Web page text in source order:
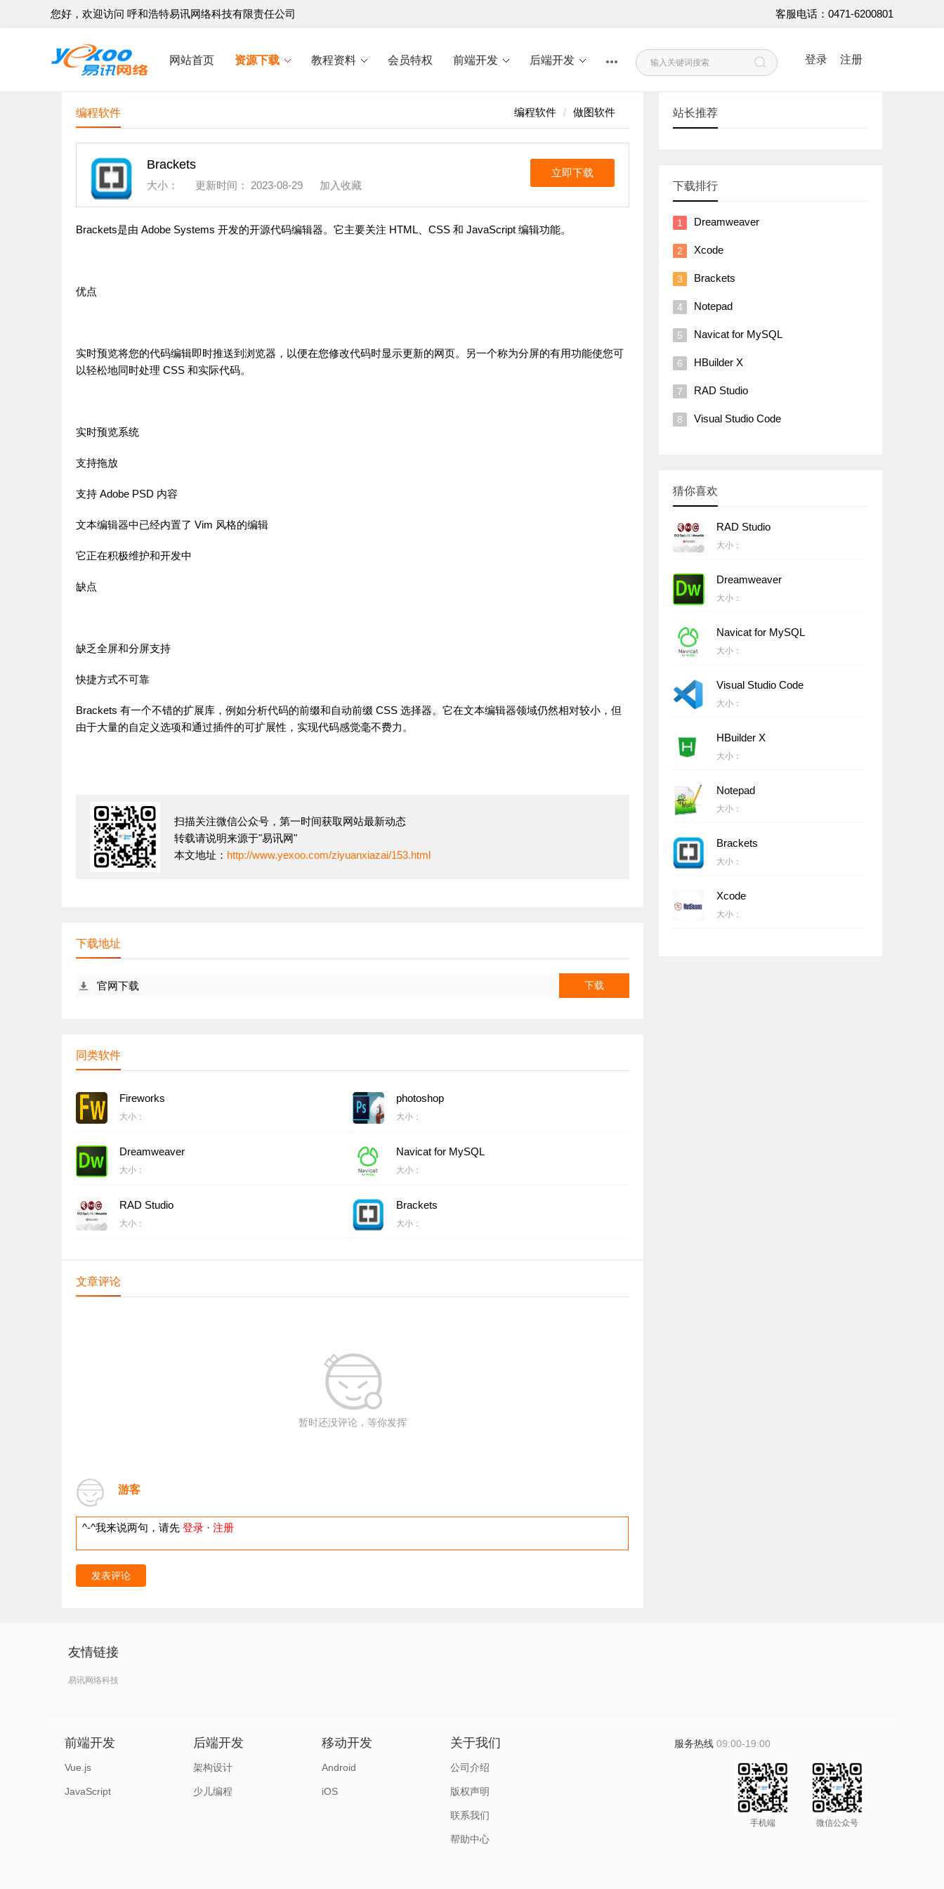
您好，欢迎访问 呼和浩特易讯网络科技有限责任公司 客服电话：0471-6200801
网站首页 资源下载 教程资料 会员特权 前端开发 后端开发 登录 注册
编程软件 做图软件
编程软件
Brackets
大小： 更新时间： 2023-08-29 加入收藏
立即下载
Brackets是由 Adobe Systems 开发的开源代码编辑器。它主要关注 HTML、CSS 和 JavaScript 编辑功能。
优点
实时预览将您的代码编辑即时推送到浏览器，以便在您修改代码时显示更新的网页。另一个称为分屏的有用功能使您可
以轻松地同时处理 CSS 和实际代码。
实时预览系统
支持拖放
支持 Adobe PSD 内容
文本编辑器中已经内置了 Vim 风格的编辑
它正在积极维护和开发中
缺点
缺乏全屏和分屏支持
快捷方式不可靠
Brackets 有一个不错的扩展库，例如分析代码的前缀和自动前缀 CSS 选择器。它在文本编辑器领域仍然相对较小，但
由于大量的自定义选项和通过插件的可扩展性，实现代码感觉毫不费力。
扫描关注微信公众号，第一时间获取网站最新动态
转载请说明来源于"易讯网"
本文地址： http://www.yexoo.com/ziyuanxiazai/153.html
下载地址
下载
官网下载
同类软件
Fireworks
大小：
photoshop
大小：
Dreamweaver
大小：
Navicat for MySQL
大小：
RAD Studio
大小：
Brackets
大小：
文章评论
暂时还没评论，等你发挥
游客
^-^我来说两句，请先 登录 · 注册
发表评论
站长推荐
下载排行
Dreamweaver
Xcode
Brackets
Notepad
Navicat for MySQL
HBuilder X
RAD Studio
Visual Studio Code
猜你喜欢
RAD Studio
大小：
Dreamweaver
大小：
Navicat for MySQL
大小：
Visual Studio Code
大小：
HBuilder X
大小：
Notepad
大小：
Brackets
大小：
Xcode
大小：
友情链接
易讯网络科技
前端开发
Vue.js
JavaScript
后端开发
架构设计
少儿编程
移动开发
Android
iOS
关于我们
公司介绍
版权声明
联系我们
帮助中心
服务热线 09:00-19:00
手机端 微信公众号